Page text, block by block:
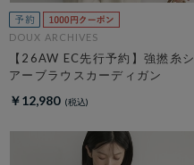
DOUX ARCHIVES
【26AW EC先行予約】強撚糸シ
アーブラウスカーディガン
￥12,980